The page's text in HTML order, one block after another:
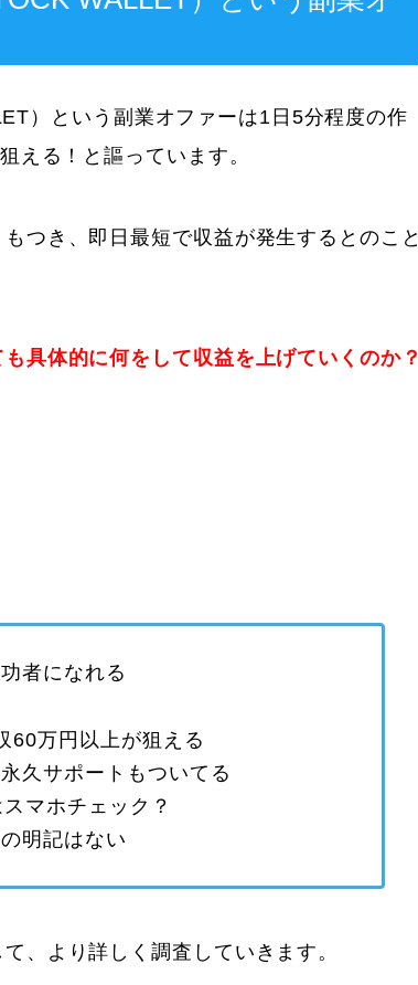
）という副業オファーは1日5分程度の作
える！と謳っています。
つき、即日最短で収益が発生するとのこと
具体的に何をして収益を上げていくのか？
者になれる
60万円以上が狙える
久サポートもついてる
マホチェック？
明記はない
、より詳しく調査していきます。